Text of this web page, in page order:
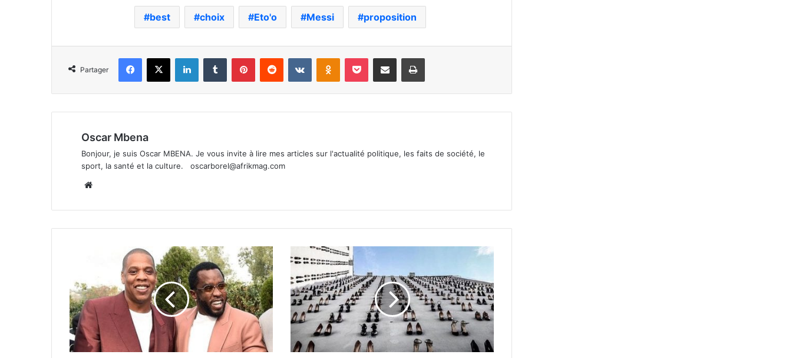
best choix Eto'o Messi proposition
Partager
Facebook
X LinkedinTumblr PinterestReddit VKontakteOdnoklassniki
Pocket Partager par email Imprimer
Oscar Mbena
Bonjour, je suis Oscar MBENA. Je vous invite à lire mes articles sur l'actualité politique, les faits de société, le
sport, la santé et la culture. oscarborel@afrikmag.com